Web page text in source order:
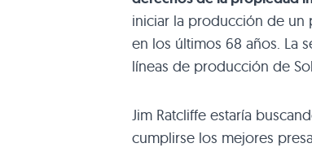
iniciar la producción de un
en los últimos 68 años. La
líneas de producción de
Jim Ratcliffe estaría
cumplirse los mejores